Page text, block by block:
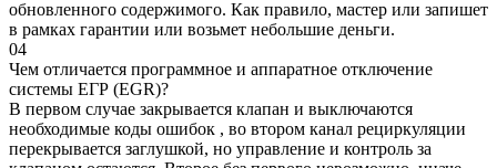
обновленного содержимого. Как правило, мастер или запишет
в рамках гарантии или возьмет небольшие деньги.
04
Чем отличается программное и аппаратное отключение
системы ЕГР (EGR)?
В первом случае закрывается клапан и выключаются
необходимые коды ошибок , во втором канал рециркуляции
перекрывается заглушкой, но управление и контроль за